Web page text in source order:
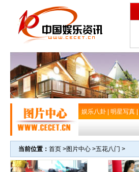
娱乐八卦 明星写真
当前位置： 首页 >图片中心 >五花八门 >